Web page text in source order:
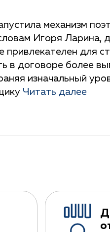
механизм
Игоря Ларина,
для
в договоре более
изначальный
Читать далее